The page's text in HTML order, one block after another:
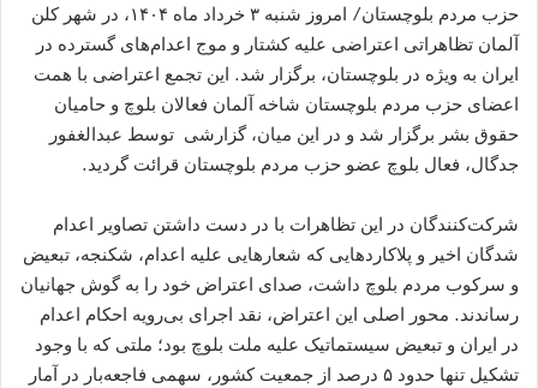
حزب مردم بلوچستان/ امروز شنبه ۳ خرداد ماه ۱۴۰۴، در شهر کلن
آلمان تظاهراتی اعتراضی علیه کشتار و موج اعدام‌های گسترده در
ایران به ویژه در بلوچستان، برگزار شد. این تجمع اعتراضی با همت
اعضای حزب مردم بلوچستان شاخه آلمان فعالان بلوچ و حامیان
حقوق بشر برگزار شد و در این میان، گزارشی توسط عبدالغفور
جدگال، فعال بلوچ عضو حزب مردم بلوچستان قرائت گردید.
شرکت‌کنندگان در این تظاهرات با در دست داشتن تصاویر اعدام
شدگان اخیر و پلاکاردهایی که شعارهایی علیه اعدام، شکنجه، تبعیض
و سرکوب مردم بلوچ داشت، صدای اعتراض خود را به گوش جهانیان
رساندند. محور اصلی این اعتراض، نقد اجرای بی‌رویه احکام اعدام
در ایران و تبعیض سیستماتیک علیه ملت بلوچ بود؛ ملتی که با وجود
تشکیل تنها حدود ۵ درصد از جمعیت کشور، سهمی فاجعه‌بار در آمار